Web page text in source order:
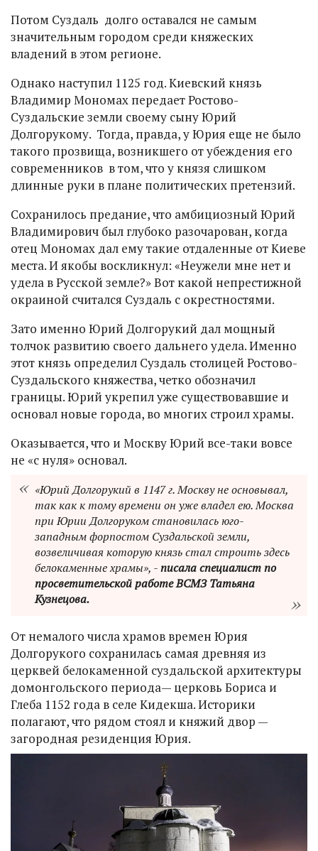
Потом Суздаль долго оставался не самым
значительным городом среди княжеских
владений в этом регионе.
Однако наступил 1125 год. Киевский князь
Владимир Мономах передает Ростово-
Суздальские земли своему сыну Юрий
Долгорукому. Тогда, правда, у Юрия еще не было
такого прозвища, возникшего от убеждения его
современников в том, что у князя слишком
длинные руки в плане политических претензий.
Сохранилось предание, что амбициозный Юрий
Владимирович был глубоко разочарован, когда
отец Мономах дал ему такие отдаленные от Киеве
места. И якобы воскликнул: «Неужели мне нет и
удела в Русской земле?» Вот какой непрестижной
окраиной считался Суздаль с окрестностями.
Зато именно Юрий Долгорукий дал мощный
толчок развитию своего дальнего удела. Именно
этот князь определил Суздаль столицей Ростово-
Суздальского княжества, четко обозначил
границы. Юрий укрепил уже существовавшие и
основал новые города, во многих строил храмы.
Оказывается, что и Москву Юрий все-таки вовсе
не «с нуля» основал.
«Юрий Долгорукий в 1147 г. Москву не основывал,
так как к тому времени он уже владел ею. Москва
при Юрии Долгоруком становилась юго-
западным форпостом Суздальской земли,
возвеличивая которую князь стал строить здесь
белокаменные храмы», -писала специалист по
просветительской работе ВСМЗ Татьяна
Кузнецова.
От немалого числа храмов времен Юрия
Долгорукого сохранилась самая древняя из
церквей белокаменной суздальской архитектуры
домонгольского периода— церковь Бориса и
Глеба 1152 года в селе Кидекша. Историки
полагают, что рядом стоял и княжий двор —
загородная резиденция Юрия.